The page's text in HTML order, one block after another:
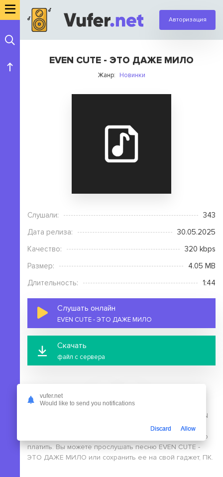
Авторизация
EVEN CUTE - ЭТО ДАЖЕ МИЛО
Жанр: Новинки
Слушали:
343
Дата релиза:
30.05.2025
Качество:
320 kbps
Размер:
4.05 MB
Длительность:
1:44
Слушать онлайн
EVEN CUTE - ЭТО ДАЖЕ МИЛО
Скачать
файл с сервера
На этой странице вы можете скачать mp3 песню EVEN
CUTE - ЭТО ДАЖЕ МИЛО бесплатно без выполнения
регистрации, в высоком качестве, для этого не нужно
платить. Вы можете прослушать песню EVEN CUTE -
ЭТО ДАЖЕ МИЛО или сохранить ее на свой гаджет, ПК.
vufer.net
Would like to send you notifications
Discard Allow